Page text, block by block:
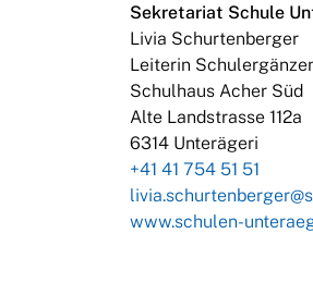
Sekretariat Schule
Livia Schurtenberger
Leiterin
Schulhaus Acher Süd
Alte Landstrasse 112a
6314 Unterägeri
+41 41 754 51 51
www.schulen-